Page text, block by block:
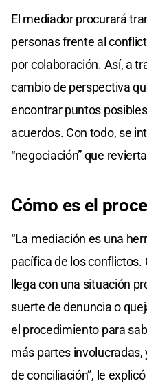
El mediador procurará
personas frente al
por colaboración. Así, a
cambio de perspectiva
encontrar puntos
acuerdos. Con todo, se
“negociación” que
Cómo es el
“La mediación es una
pacífica de los
llega con una situación
suerte de denuncia o
el procedimiento para
más partes involucradas,
de conciliación”, le